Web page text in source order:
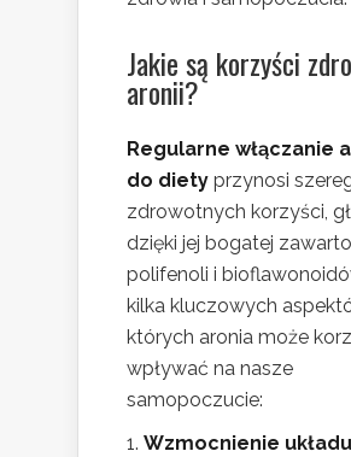
Jakie są korzyści
aronii?
Regularne włączanie
do diety przynosi
zdrowotnych korzyści,
dzięki jej bogatej
polifenoli i
kilka kluczowych
których aronia może
wpływać na nasze
samopoczucie:
Wzmocnienie układu